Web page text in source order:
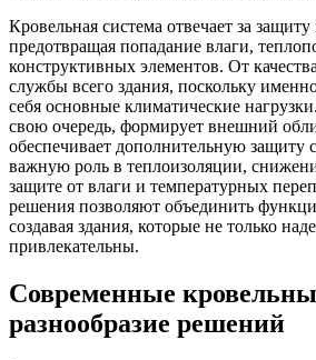
Кровельная система отвечает за защиту
предотвращая попадание влаги,
конструктивных элементов. От
службы всего здания, поскольку
себя основные климатические
свою очередь, формирует внешний
обеспечивает дополнительную защиту
важную роль в теплоизоляции,
защите от влаги и температурных
решения позволяют объединить
создавая здания, которые не только
привлекательны.
Современные
разнообразие решений